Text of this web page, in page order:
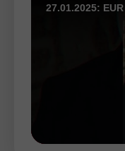
27.01.2025: